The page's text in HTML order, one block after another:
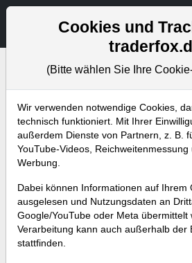
Bevorstehende Webinare Alle
Cookies und
(Bitte wählen Sie Ihre
Wir verwenden notwendige Cookies,
technisch funktioniert. Mit Ihrer
außerdem Dienste von Partnern, z. B.
YouTube-Videos,
Werbung.
Dabei können Informationen auf Ihrem
ausgelesen und Nutzungsdaten an
Google/YouTube oder Meta übermittelt
Verarbeitung kann auch außerhalb der
stattfinden.